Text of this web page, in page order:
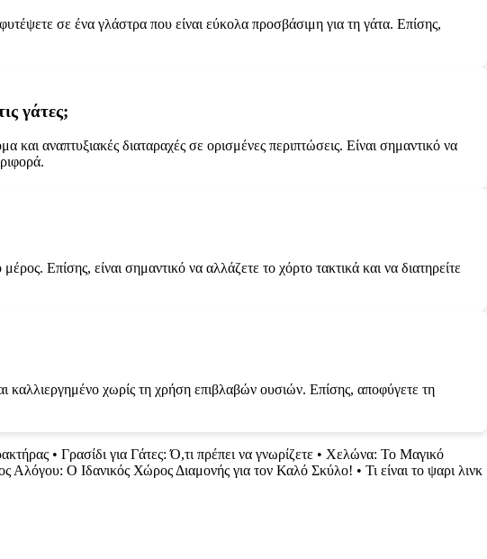
σε ένα γλάστρα που είναι εύκολα προσβάσιμη για τη γάτα. Επίσης,
γάτες;
και αναπτυξιακές διαταραχές σε ορισμένες περιπτώσεις. Είναι σημαντικό να
Επίσης, είναι σημαντικό να αλλάζετε το χόρτο τακτικά και να διατηρείτε
καλλιεργημένο χωρίς τη χρήση επιβλαβών ουσιών. Επίσης, αποφύγετε τη
• Γρασίδι για Γάτες: Ό,τι πρέπει να γνωρίζετε • Χελώνα: Το Μαγικό
Αλόγου: Ο Ιδανικός Χώρος Διαμονής για τον Καλό Σκύλο! • Τι είναι το ψαρι λινκ